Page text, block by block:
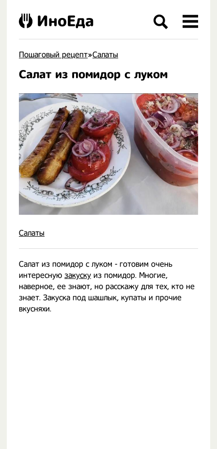
Пошаговый рецепт»Салаты
Салат из помидор с луком
Салаты
Салат из помидор с луком - готовим очень
интересную закуску из помидор. Многие,
наверное, ее знают, но расскажу для тех, кто не
знает. Закуска под шашлык, купаты и прочие
вкусняхи.
ИноЕда